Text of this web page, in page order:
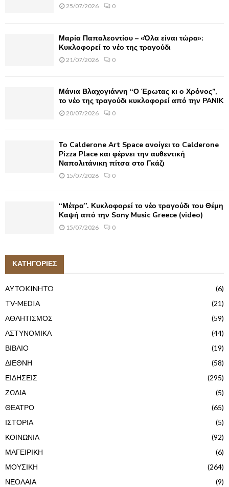
25/07/2026 0
Μαρία Παπαλεοντίου – «Όλα είναι τώρα»:
Κυκλοφορεί το νέο της τραγούδι
21/07/2026 0
Μάνια Βλαχογιάννη “Ο Έρωτας κι ο Χρόνος”,
το νέο της τραγούδι κυκλοφορεί από την PANIK
20/07/2026 0
Το Calderone Art Space ανοίγει το Calderone
Pizza Place και φέρνει την αυθεντική
Ναπολιτάνικη πίτσα στο Γκάζι
15/07/2026 0
“Μέτρα”. Κυκλοφορεί το νέο τραγούδι του Θέμη
Καψή από την Sony Music Greece (video)
15/07/2026 0
ΚΑΤΗΓΟΡΙΕΣ
AYTOKINHTO
(6)
TV-MEDIA
(21)
ΑΘΛΗΤΙΣΜΟΣ
(59)
ΑΣΤΥΝΟΜΙΚΑ
(44)
ΒΙΒΛΙΟ
(19)
ΔΙΕΘΝΗ
(58)
ΕΙΔΗΣΕΙΣ
(295)
ΖΩΔΙΑ
(5)
ΘΕΑΤΡΟ
(65)
ΙΣΤΟΡΙΑ
(5)
ΚΟΙΝΩΝΙΑ
(92)
ΜΑΓΕΙΡΙΚΗ
(6)
ΜΟΥΣΙΚΗ
(264)
ΝΕΟΛΑΙΑ
(9)